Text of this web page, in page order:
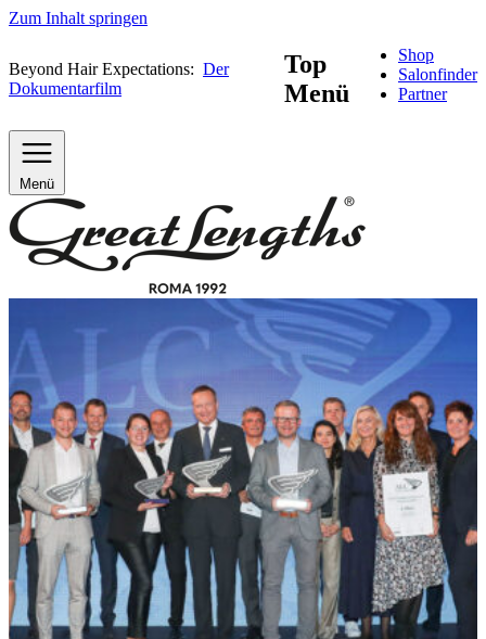
Zum Inhalt springen
Beyond Hair Expectations: Der
Dokumentarfilm
Top
Menü
Shop
Salonfinder
Partner
Menü